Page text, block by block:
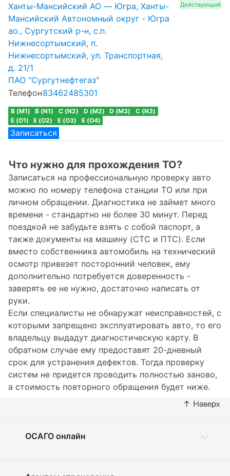
Ханты-Мансийский АО — Югра, Ханты-
Мансийский Автономный округ - Югра
ао., Сургутский р-н, с.п.
Нижнесортымский, п.
Нижнесортымский, ул. Транспортная,
д. 21/1
ПАО "Сургутнефтегаз"
Телефон83462485301
B (M1) B (N1) C (N2) D (M2) D (M3)
C (N3)
E (O1)
E (O2) E (O3) E (O4)
Записаться
Действующий
Что нужно для прохождения ТО?
Записаться на профессиональную проверку авто
можно по номеру телефона станции ТО или при
личном обращении. Диагностика не займет много
времени - стандартно не более 30 минут. Перед
поездкой не забудьте взять с собой паспорт, а
также документы на машину (СТС и ПТС). Если
вместо собственника автомобиль на технический
осмотр привезет посторонний человек, ему
дополнительно потребуется доверенность -
заверять ее не нужно, достаточно написать от
руки.
Если специалисты не обнаружат неисправностей, с
которыми запрещено эксплуатировать авто, то его
владельцу выдадут диагностическую карту. В
обратном случае ему предоставят 20-дневный
срок для устранения дефектов. Тогда проверку
систем не придется проводить полностью заново,
а стоимость повторного обращения будет ниже.
ОСАГО онлайн